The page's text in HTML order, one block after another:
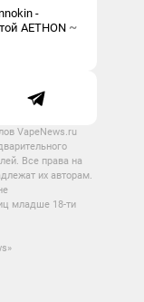
-
AETHON ~
VapeNews.ru
Все права на
их авторам.
младше 18-ти